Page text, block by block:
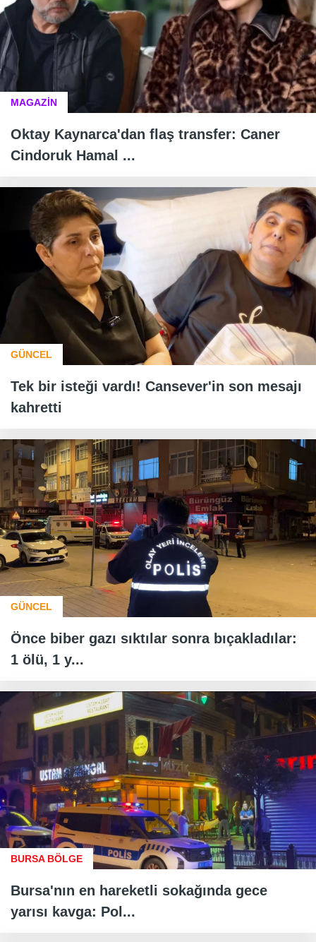
MAGAZİN
Oktay Kaynarca'dan flaş transfer: Caner
Cindoruk Hamal ...
GÜNCEL
Tek bir isteği vardı! Cansever'in son mesajı
kahretti
GÜNCEL
Önce biber gazı sıktılar sonra bıçakladılar:
1 ölü, 1 y...
BURSA BÖLGE
Bursa'nın en hareketli sokağında gece
yarısı kavga: Pol...